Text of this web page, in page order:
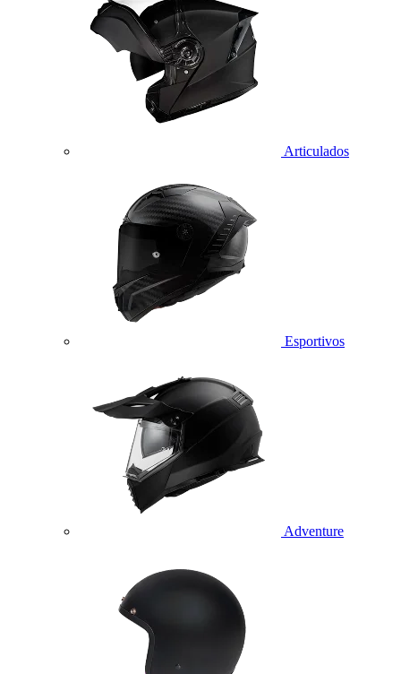
Articulados
Esportivos
Adventure